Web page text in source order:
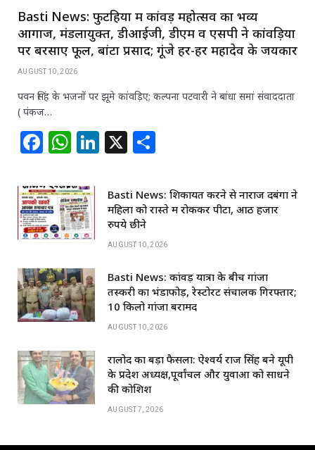
Basti News: फुटहिया में कांवड़ महोत्सव का भव्य
आगाज, मंडलायुक्त, डीआईजी, डीएम व एसपी ने कांवड़ियों
पर बरसाए फूल, बांटा प्रसाद; गूंजे हर-हर महादेव के जयकार
AUGUST 10, 2026
पवन सिंह के भजनों पर झूमे कांवड़िए; कल्पना पटवारी ने बांधा समां संवाददाता
( पंकज…
F
c
e
b
o
k
W
at
s
A
p
Li
k
e
dI
n
X
ar
e
Basti News: शिकायत करने से नाराज दबंगों ने
महिला को रास्ते में रोककर पीटा, आठ हजार
रुपये छीने
AUGUST 10, 2026
Basti News: कांवड़ यात्रा के बीच गांजा
तस्करी का भंडाफोड़, रेस्टोरेंट संचालक गिरफ्तार;
10 किलो गांजा बरामद
AUGUST 10, 2026
रालोद का बड़ा फैसला: ऐश्वर्य राज सिंह बने यूपी
के प्रदेश अध्यक्ष,पूर्वांचल और युवाओं को साधने
की कोशिश
AUGUST 7, 2026